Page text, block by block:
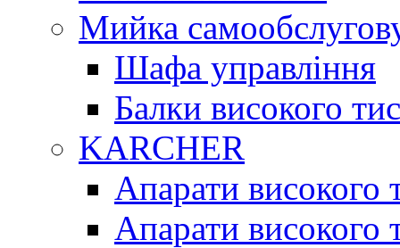
Мийка
Шафа управління
Балки високого
KARCHER
Апарати високого
Апарати високого